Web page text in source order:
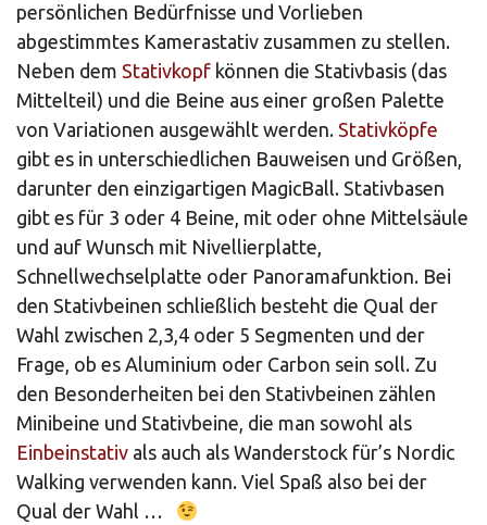
persönlichen Bedürfnisse und Vorlieben
abgestimmtes Kamerastativ zusammen zu stellen.
Neben dem Stativkopf können die Stativbasis (das
Mittelteil) und die Beine aus einer großen Palette
von Variationen ausgewählt werden. Stativköpfe
gibt es in unterschiedlichen Bauweisen und Größen,
darunter den einzigartigen MagicBall. Stativbasen
gibt es für 3 oder 4 Beine, mit oder ohne Mittelsäule
und auf Wunsch mit Nivellierplatte,
Schnellwechselplatte oder Panoramafunktion. Bei
den Stativbeinen schließlich besteht die Qual der
Wahl zwischen 2,3,4 oder 5 Segmenten und der
Frage, ob es Aluminium oder Carbon sein soll. Zu
den Besonderheiten bei den Stativbeinen zählen
Minibeine und Stativbeine, die man sowohl als
Einbeinstativ als auch als Wanderstock für’s Nordic
Walking verwenden kann. Viel Spaß also bei der
Qual der Wahl …